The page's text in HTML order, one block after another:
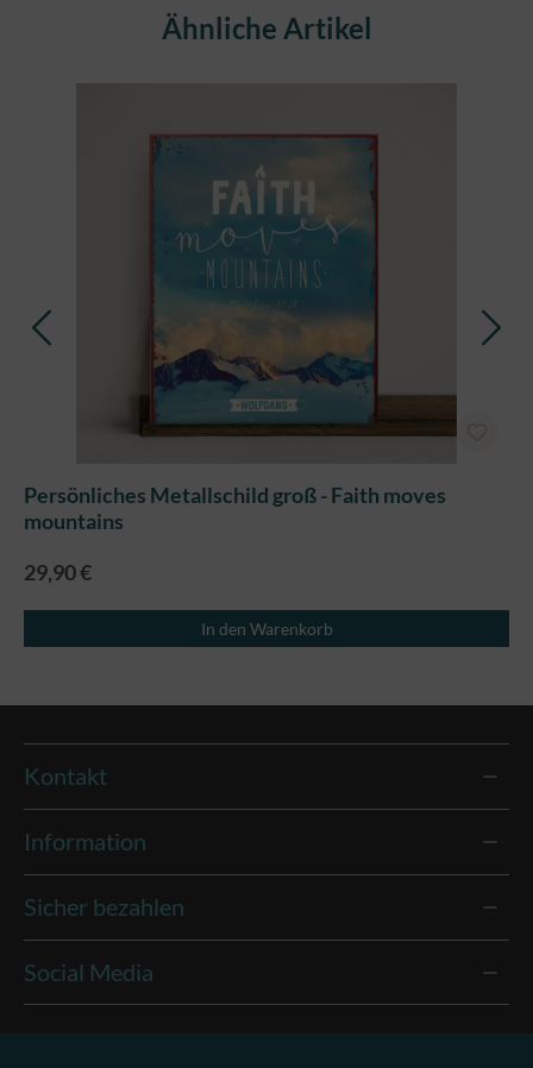
Produktgalerie überspringenÄhnliche Artikel
Persönliches Metallschild groß - Faith moves
mountains
29,90 €
In den Warenkorb
Kontakt
Information
Sicher bezahlen
Social Media